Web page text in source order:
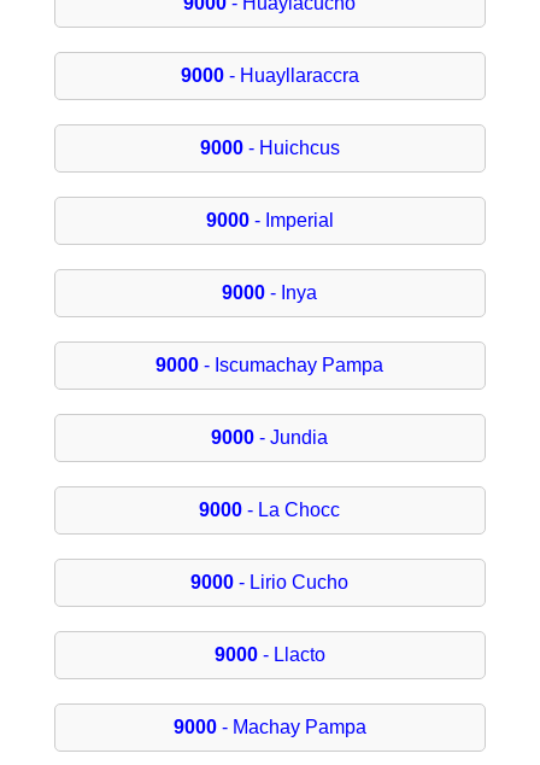
9000- Huayllaraccra
9000- Huichcus
9000- Imperial
9000 - Inya
9000 - Iscumachay Pampa
9000 - Jundia
9000 - La Chocc
9000 - Lirio Cucho
9000- Llacto
9000- Machay Pampa